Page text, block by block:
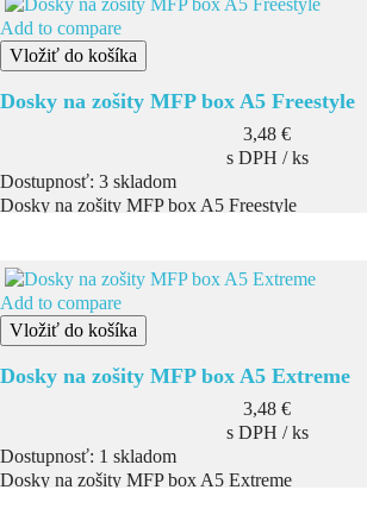
Add to compare
Vložiť do košíka
Dosky na zošity MFP box A5 Freestyle
Cena
3,48 €
s DPH / ks
Dostupnosť: 3 skladom
Dosky na zošity MFP box A5 Freestyle
Add to compare
Vložiť do košíka
Dosky na zošity MFP box A5 Extreme
Cena
3,48 €
s DPH / ks
Dostupnosť: 1 skladom
Dosky na zošity MFP box A5 Extreme